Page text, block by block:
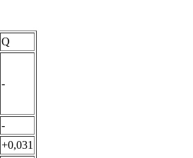
Q
-
-
+0,031